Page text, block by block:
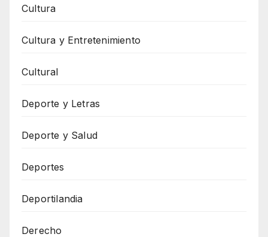
Cultura
Cultura y Entretenimiento
Cultural
Deporte y Letras
Deporte y Salud
Deportes
Deportilandia
Derecho